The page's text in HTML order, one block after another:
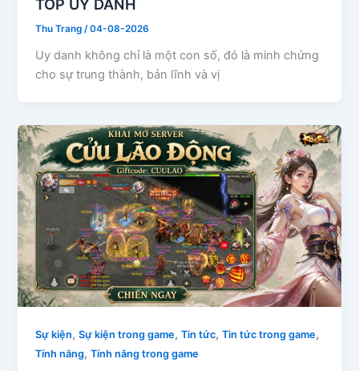
TOP UY DANH
Thu Trang/04-08-2026
Uy danh không chỉ là một con số, đó là minh chứng
cho sự trung thành, bản lĩnh và vị
Sự kiện,Sự kiện trong game,Tin tức,Tin tức trong game,
Tính năng,Tính năng trong game